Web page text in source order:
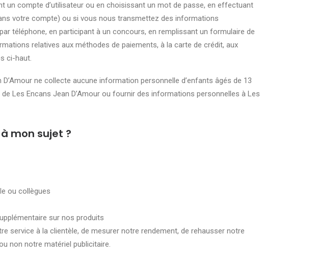
un compte d’utilisateur ou en choisissant un mot de passe, en effectuant
votre compte) ou si vous nous transmettez des informations
téléphone, en participant à un concours, en remplissant un formulaire de
relatives aux méthodes de paiements, à la carte de crédit, aux
ci-haut.
ne collecte aucune information personnelle d’enfants âgés de 13
Les Encans Jean D’Amour ou fournir des informations personnelles à Les
mon sujet ?
ou collègues
sur nos produits
service à la clientèle, de mesurer notre rendement, de rehausser notre
non notre matériel publicitaire.